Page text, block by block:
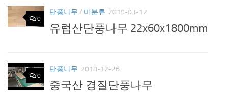
0
단풍나무 / 미분류 2019-03-12
유럽산단풍나무 22x60x1800mm
0
단풍나무 2018-12-26
중국산 경질단풍나무